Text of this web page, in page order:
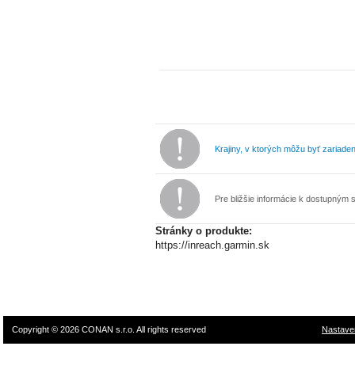
Krajiny, v ktorých môžu byť
Pre bližšie informácie k
Stránky o produkte:
https://inreach.garmin.sk
Copyright © 2026 CONAN s.r.o. All rights reserved